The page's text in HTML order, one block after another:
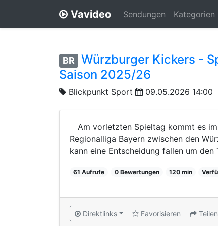
Vavideo Sendungen Kategorien
BR
Würzburger Kickers -
Saison 2025/26
Blickpunkt Sport 09.05.2026 14:00
Am vorletzten Spieltag kommt es
Regionalliga Bayern zwischen den
kann eine Entscheidung fallen um den
61 Aufrufe 0 Bewertungen 120 min
Direktlinks Favorisieren Teilen